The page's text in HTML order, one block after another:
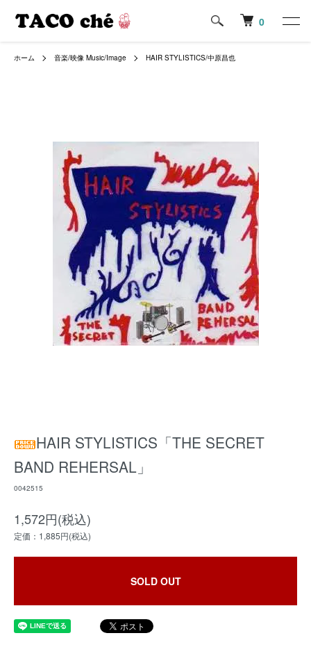
0
ホーム 音楽/映像 Music/Image HAIR STYLISTICS/中原昌也
HAIR STYLISTICS「THE SECRET
BAND REHERSAL」
0042515
1,572円(税込)
定価：1,885円(税込)
SOLD OUT